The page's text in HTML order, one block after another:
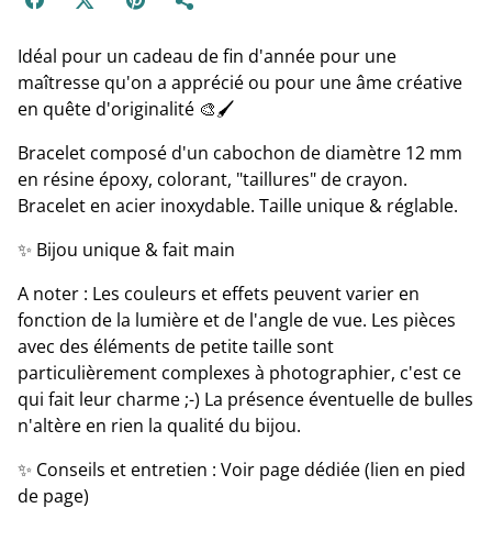
Idéal pour un cadeau de fin d'année pour une
maîtresse qu'on a apprécié ou pour une âme créative
en quête d'originalité 🎨🖌
Bracelet composé d'un cabochon de diamètre 12 mm
en résine époxy, colorant, "taillures" de crayon.
Bracelet en acier inoxydable. Taille unique & réglable.
✨ Bijou unique & fait main
A noter : Les couleurs et effets peuvent varier en
fonction de la lumière et de l'angle de vue. Les pièces
avec des éléments de petite taille sont
particulièrement complexes à photographier, c'est ce
qui fait leur charme ;-) La présence éventuelle de bulles
n'altère en rien la qualité du bijou.
✨ Conseils et entretien : Voir page dédiée (lien en pied
de page)